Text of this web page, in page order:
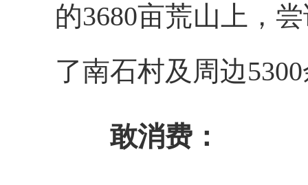
的3680亩荒山上，
了南石村及周边
敢消费：